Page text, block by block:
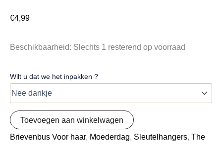
€4,99
Beschikbaarheid: Slechts 1 resterend op voorraad
Wilt u dat we het inpakken ?
Toevoegen aan winkelwagen
Brievenbus Voor haar, Moederdag Sleutelhangers The